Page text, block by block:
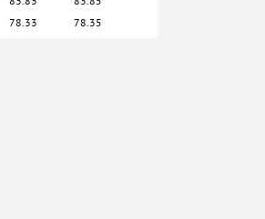
78.33 78.35